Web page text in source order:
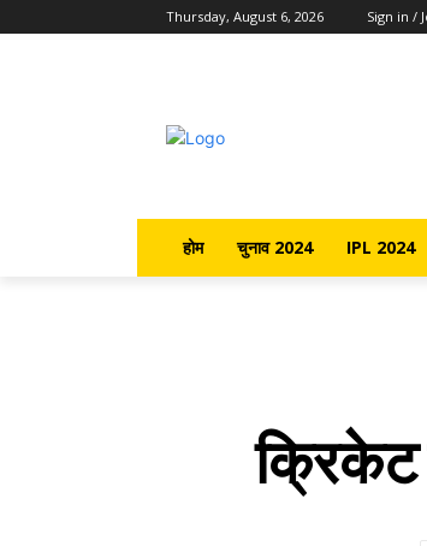
Thursday, August 6, 2026 Sign in /
होम चुनाव 2024 IPL 2024
क्रिकेट